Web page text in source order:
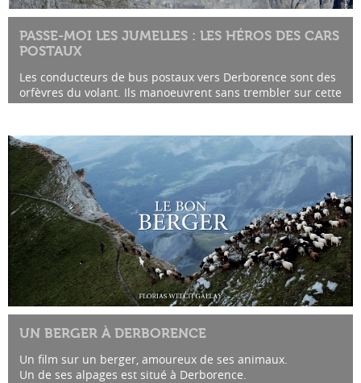
PASSE-MOI LES JUMELLES : LES HÉROS DES CARS
POSTAUX
Les conducteurs de bus postaux vers Derborence sont des
orfèvres du volant. Ils manoeuvrent sans trembler sur cette
route aussi belle que vertigineuse. Ces courageux
UN BERGER À DERBORENCE
Un film sur un berger, amoureux de ses animaux.
Un de ses alpages est situé à Derborence.